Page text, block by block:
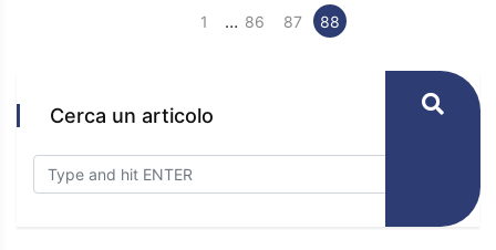
1 … 86 87 88
Cerca un articolo